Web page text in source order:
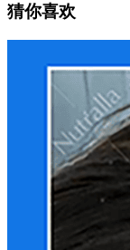
猜你喜欢